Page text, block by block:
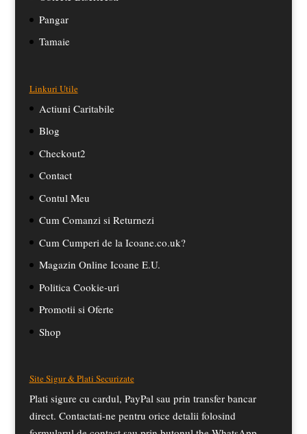
Pangar
Tamaie
Linkuri Utile
Actiuni Caritabile
Blog
Checkout2
Contact
Contul Meu
Cum Comanzi si Returnezi
Cum Cumperi de la Icoane.co.uk?
Magazin Online Icoane E.U.
Politica Cookie-uri
Promotii si Oferte
Shop
Site Sigur & Plati Securizate
Plati sigure cu cardul, PayPal sau prin transfer bancar
direct. Contactati-ne pentru orice detalii folosind